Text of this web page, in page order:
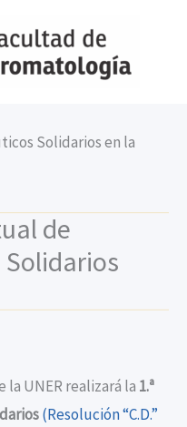
Solidarios en la
de
UNER realizará la 1.ª
(Resolución “C.D.”